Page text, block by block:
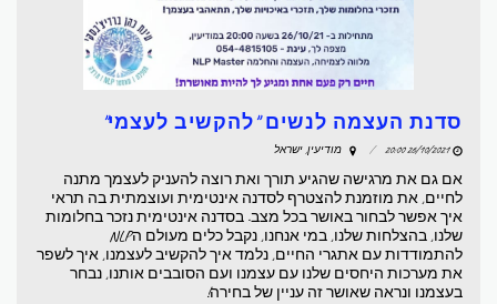
סדנת העצמה לנשים "להקשיב לעצמי"
26/10/2021 20:00 מודיעין, ישראל
אם גם את מרגישה שהגיע תורך ואת רוצה להעניק לעצמך מתנה
לחיים, את מוזמנת להצטרף לסדנה אינטימית ועוצמתית בה תראי
איך אפשר לבחור באושר בכל מצב. בסדנה אינטימית נזכר בחלומות
שלנו, בהצלחות שלנו, במי אנחנו, נקבל כלים מעולם הNLP
להתמודדות עם אתגרי החיים, נלמד איך להקשיב לעצמנו, איך לשפר
את מערכות היחסים שלנו עם עצמנו ועם הסובבים אותנו, נבחר
בעצמנו ונראה שאושר זה עניין של בחירה!